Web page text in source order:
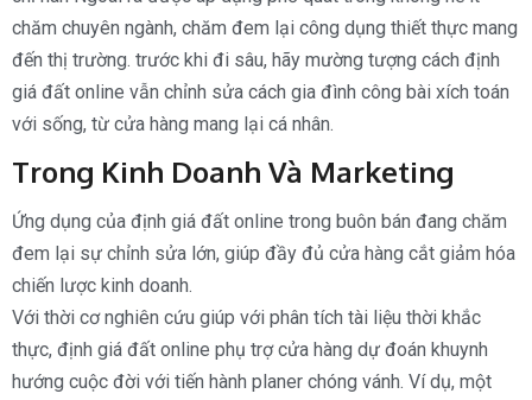
chăm chuyên ngành, chăm đem lại công dụng thiết thực mang
đến thị trường. trước khi đi sâu, hãy mường tượng cách định
giá đất online vẫn chỉnh sửa cách gia đình công bài xích toán
với sống, từ cửa hàng mang lại cá nhân.
Trong Kinh Doanh Và Marketing
Ứng dụng của định giá đất online trong buôn bán đang chăm
đem lại sự chỉnh sửa lớn, giúp đầy đủ cửa hàng cắt giảm hóa
chiến lược kinh doanh.
Với thời cơ nghiên cứu giúp với phân tích tài liệu thời khắc
thực, định giá đất online phụ trợ cửa hàng dự đoán khuynh
hướng cuộc đời với tiến hành planer chóng vánh. Ví dụ, một